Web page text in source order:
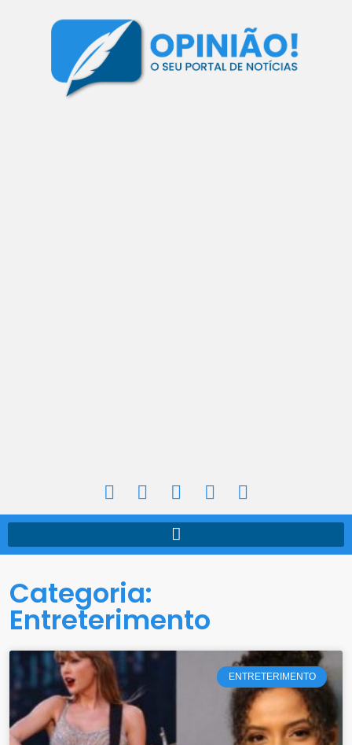
Categoria:
Entreterimento
ENTRETERIMENTO